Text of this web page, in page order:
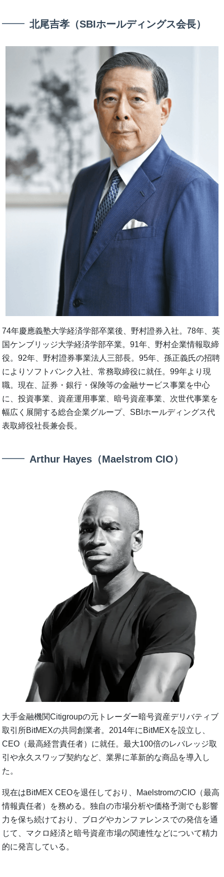
北尾吉孝（SBIホールディングス会長）
74年慶應義塾大学経済学部卒業後、野村證券入社。78年、英
国ケンブリッジ大学経済学部卒業。91年、野村企業情報取締
役。92年、野村證券事業法人三部長。95年、孫正義氏の招聘
によりソフトバンク入社、常務取締役に就任。99年より現
職。現在、証券・銀行・保険等の金融サービス事業を中心
に、投資事業、資産運用事業、暗号資産事業、次世代事業を
幅広く展開する総合企業グループ、SBIホールディングス代
表取締役社長兼会長。
Arthur Hayes（Maelstrom CIO）
大手金融機関Citigroupの元トレーダー暗号資産デリバティブ
取引所BitMEXの共同創業者。2014年にBitMEXを設立し、
CEO（最高経営責任者）に就任。最大100倍のレバレッジ取
引や永久スワップ契約など、業界に革新的な商品を導入し
た。
現在はBitMEX CEOを退任しており、MaelstromのCIO（最高
情報責任者）を務める。独自の市場分析や価格予測でも影響
力を保ち続けており、ブログやカンファレンスでの発信を通
じて、マクロ経済と暗号資産市場の関連性などについて精力
的に発言している。